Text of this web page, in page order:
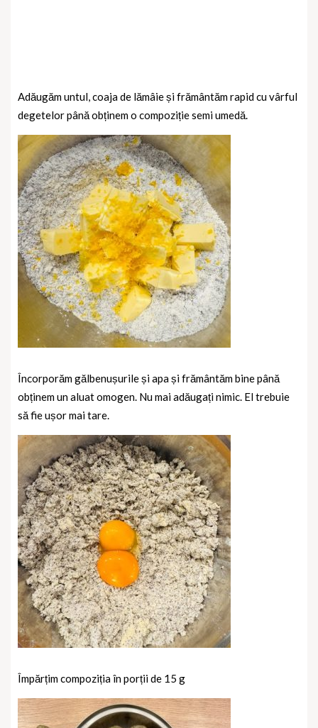
Adăugăm untul, coaja de lămâie și frământăm rapid cu vârful
degetelor până obținem o compoziție semi umedă.
Încorporăm gălbenușurile și apa și frământăm binepână
obținem un aluat omogen. Nu mai adăugați nimic. El trebuie
să fie ușor mai tare.
Împărțim compoziția în porții de 15 g